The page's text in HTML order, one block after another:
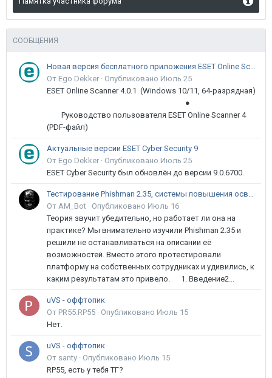
СООБЩЕНИЯ
Новая версия бесплатного приложения ESET Online Scanner доступна пользователям
От Ego Dekker · Опубликовано Июль 25
ESET Online Scanner 4.0.1 (Windows 10/11, 64-разрядная)
●
Руководство пользователя ESET Online Scanner 4
(PDF-файл)
Актуальные версии ESET Cyber Security 9
От Ego Dekker · Опубликовано Июль 25
ESET Cyber Security был обновлён до версии 9.0.6700.
Тестирование Phishman 2.35, системы повышения осведомлённости пользователей в сфере ИБ
От AM_Bot · Опубликовано Июль 16
Теория звучит убедительно, но работает ли она на
практике? Мы внимательно изучили Phishman 2.35 и
решили не останавливаться на описании её
возможностей. Вместо этого протестировали
платформу на собственных сотрудниках и удивились, к
каким результатам это привело. 1. Введение2...
uVS - оффтопик
От PR55.RP55 · Опубликовано Июль 15
Нет.
uVS - оффтопик
От santy · Опубликовано Июль 15
RP55, есть у тебя ТГ?